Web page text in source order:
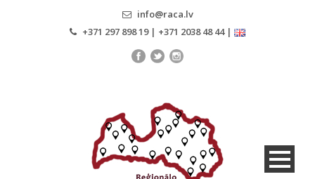
info@raca.lv
+371 297 898 19 | +371 2038 48 44 |